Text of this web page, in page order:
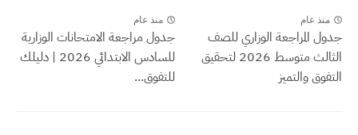
منذ عام
جدول المراجعة الوزاري للصف
الثالث متوسط 2026 لتحقيق
التفوق والتميز
منذ عام
جدول مراجعة الامتحانات الوزارية
للسادس الابتدائي 2026 | دليلك
للتفوق...